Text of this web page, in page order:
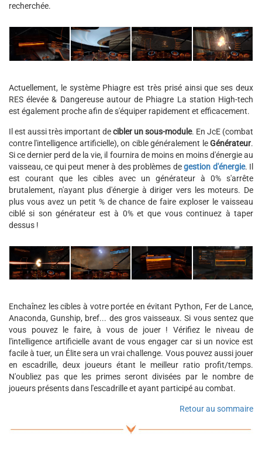
recherchée.
Actuellement, le système Phiagre est très prisé ainsi que ses deux
RES élevée & Dangereuse autour de Phiagre La station High-tech
est également proche afin de s'équiper rapidement et efficacement.
Il est aussi très important decibler un sous-module. En JcE (combat
contre l'intelligence artificielle), on cible généralement leGénérateur.
Si ce dernier perd de la vie, il fournira de moins en moins d'énergie au
vaisseau, ce qui peut mener à des problèmes degestion d'énergie. Il
est courant que les cibles avec un générateur à 0% s'arrête
brutalement, n'ayant plus d'énergie à diriger vers les moteurs. De
plus vous avez un petit % de chance de faire exploser le vaisseau
ciblé si son générateur est à 0% et que vous continuez à taper
dessus !
Enchaînez les cibles à votre portée en évitant Python, Fer de Lance,
Anaconda, Gunship, bref... des gros vaisseaux. Si vous sentez que
vous pouvez le faire, à vous de jouer ! Vérifiez le niveau de
l'intelligence artificielle avant de vous engager car si un novice est
facile à tuer, un Élite sera un vrai challenge. Vous pouvez aussi jouer
en escadrille, deux joueurs étant le meilleur ratio profit/temps.
N'oubliez pas que les primes seront divisées par le nombre de
joueurs présents dans l'escadrille et ayant participé au combat.
Retour au sommaire